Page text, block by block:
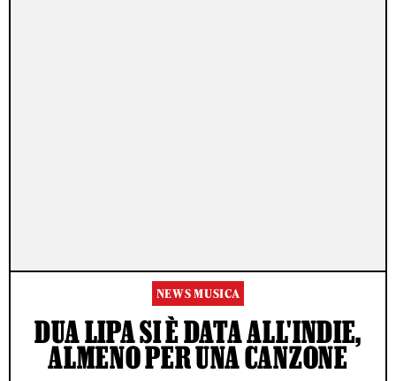
NEWS MUSICA
DUA LIPA SI È DATA ALL'INDIE,
ALMENO PER UNA CANZONE